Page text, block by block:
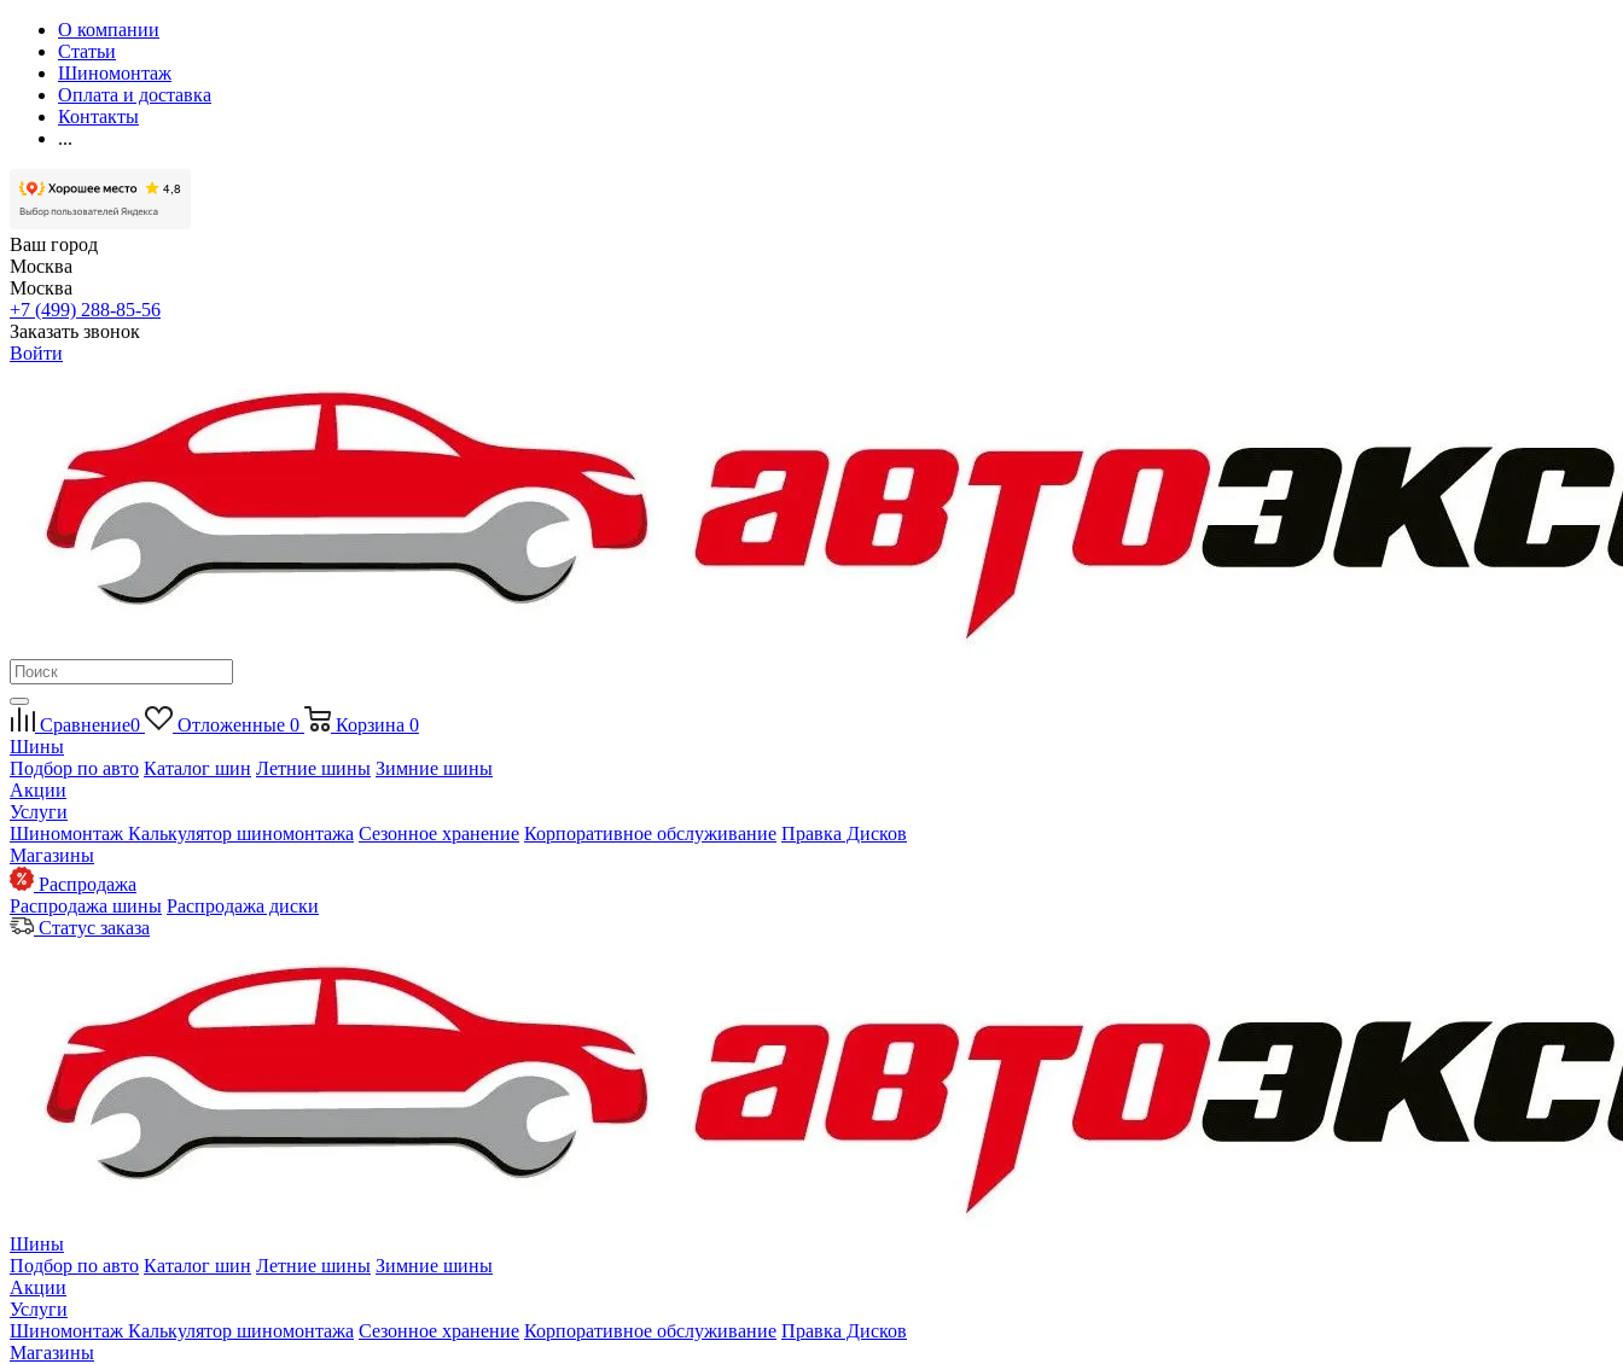
О компании
Статьи
Шиномонтаж
Оплата и доставка
Контакты
...
Ваш город
Москва
Москва
+7 (499) 288-85-56
Заказать звонок
Войти
Сравнение0 Отложенные 0 Корзина 0
Шины
Подбор по авто Каталог шин Летние шины Зимние шины
Акции
Услуги
Шиномонтаж Калькулятор шиномонтажа Сезонное хранение Корпоративное обслуживание Правка Дисков
Магазины
Распродажа
Распродажа шины Распродажа диски
Статус заказа
Шины
Подбор по авто Каталог шин Летние шины Зимние шины
Акции
Услуги
Шиномонтаж Калькулятор шиномонтажа Сезонное хранение Корпоративное обслуживание Правка Дисков
Магазины